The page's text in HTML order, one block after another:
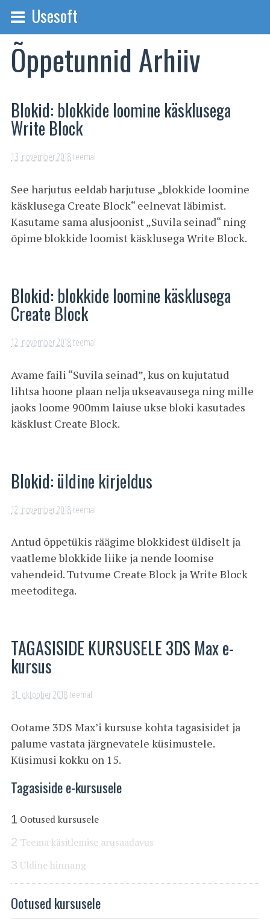
Usesoft
Õppetunnid Arhiiv
Blokid: blokkide loomine käsklusega
Write Block
13. november 2018teemal
See harjutus eeldab harjutuse „blokkide loomine
käsklusega Create Block“ eelnevat läbimist.
Kasutame sama alusjoonist „Suvila seinad“ ning
õpime blokkide loomist käsklusega Write Block.
Blokid: blokkide loomine käsklusega
Create Block
12. november 2018teemal
Avame faili “Suvila seinad”, kus on kujutatud
lihtsa hoone plaan nelja ukseavausega ning mille
jaoks loome 900mm laiuse ukse bloki kasutades
käsklust Create Block.
Blokid: üldine kirjeldus
12. november 2018teemal
Antud õppetükis räägime blokkidest üldiselt ja
vaatleme blokkide liike ja nende loomise
vahendeid. Tutvume Create Block ja Write Block
meetoditega.
TAGASISIDE KURSUSELE 3DS Max e-
kursus
31. oktoober 2018teemal
Ootame 3DS Max’i kursuse kohta tagasisidet ja
palume vastata järgnevatele küsimustele.
Küsimusi kokku on 15.
Tagasiside e-kursusele
1 Ootused kursusele
2 Teema käsitlemise arusaadavus
3 Üldine hinnang
Ootused kursusele